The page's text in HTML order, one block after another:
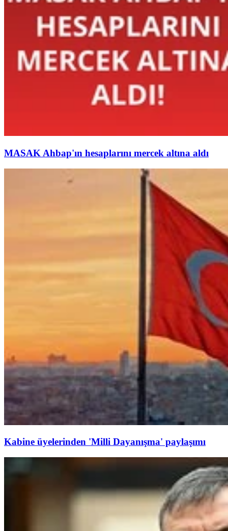
MASAK Ahbap'ın hesaplarını mercek altına aldı
Kabine üyelerinden 'Milli Dayanışma' paylaşımı